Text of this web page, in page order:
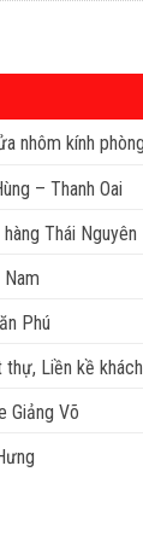
nhôm kính
– Thanh Oai
Thái Nguyên
Phú
thự, Liền kề
Giảng Võ